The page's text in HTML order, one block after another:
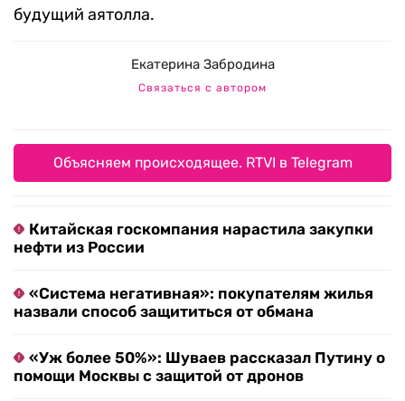
будущий аятолла.
Екатерина Забродина
Связаться с автором
Объясняем происходящее. RTVI в Telegram
Китайская госкомпания нарастила закупки
нефти из России
«Система негативная»: покупателям жилья
назвали способ защититься от обмана
«Уж более 50%»: Шуваев рассказал Путину о
помощи Москвы с защитой от дронов